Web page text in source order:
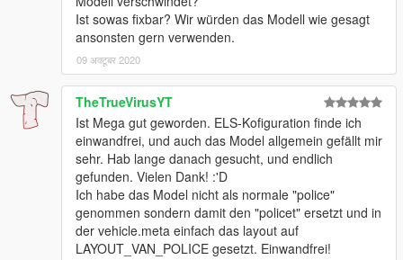
Ist sowas fixbar? Wir würden das Modell wie gesagt
ansonsten gern verwenden.
09 अक्टूबर 2020
TheTrueVirusYT
Ist Mega gut geworden. ELS-Kofiguration finde ich
einwandfrei, und auch das Model allgemein gefällt mir
sehr. Hab lange danach gesucht, und endlich
gefunden. Vielen Dank! :'D
Ich habe das Model nicht als normale "police"
genommen sondern damit den "policet" ersetzt und in
der vehicle.meta einfach das layout auf
LAYOUT_VAN_POLICE gesetzt. Einwandfrei!